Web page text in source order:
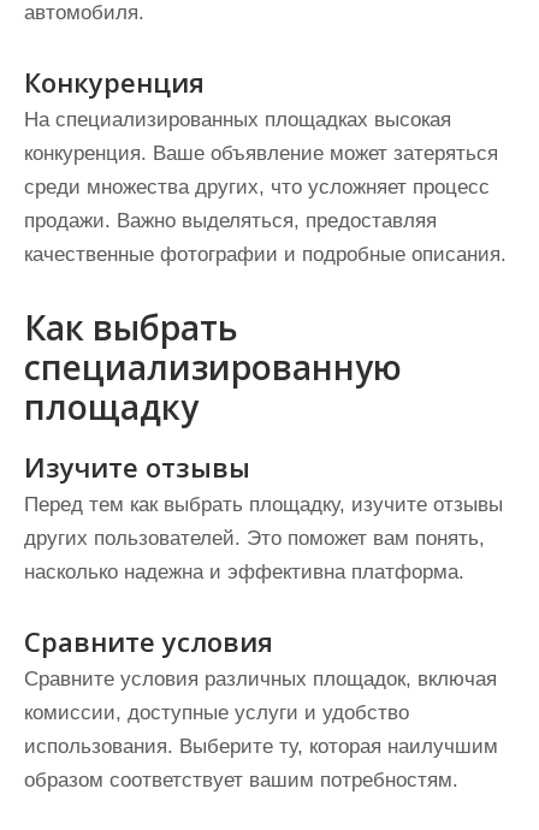
автомобиля.
Конкуренция
На специализированных площадках высокая
конкуренция. Ваше объявление может затеряться
среди множества других, что усложняет процесс
продажи. Важно выделяться, предоставляя
качественные фотографии и подробные описания.
Как выбрать
специализированную
площадку
Изучите отзывы
Перед тем как выбрать площадку, изучите отзывы
других пользователей. Это поможет вам понять,
насколько надежна и эффективна платформа.
Сравните условия
Сравните условия различных площадок, включая
комиссии, доступные услуги и удобство
использования. Выберите ту, которая наилучшим
образом соответствует вашим потребностям.